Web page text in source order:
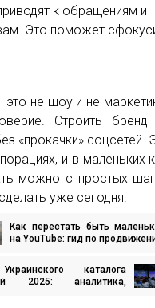
к обращениям и
Это поможет
это не шоу и не
Строить
«прокачки» соцсетей.
и в маленьких
можно с простых
уже сегодня.
Как перестать быть
на YouTube: гид по
каталога
2025: аналитика,